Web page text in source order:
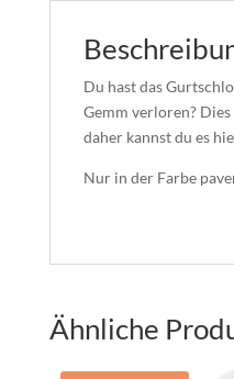
Du hast das
Gemm verloren?
daher kannst du es
Nur in der Farbe
Ähnliche